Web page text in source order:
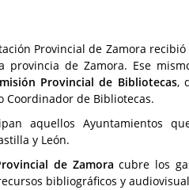
Provincial de Zamora
provincia de Zamora. Ese
Provincial de Bibliotecas,
Coordinador de Bibliotecas.
aquellos Ayuntamientos
y León.
de Zamora cubre los
bibliográficos y